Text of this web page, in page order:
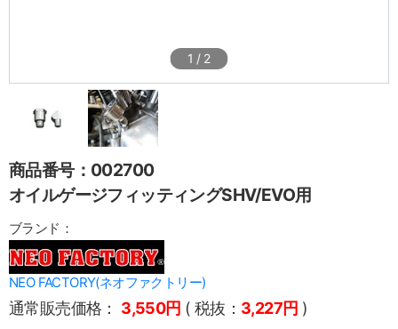
1 / 2
商品番号：002700
オイルゲージフィッティングSHV/EVO用
ブランド：
NEO FACTORY(ネオファクトリー)
通常販売価格： 3,550円 ( 税抜： 3,227円 )